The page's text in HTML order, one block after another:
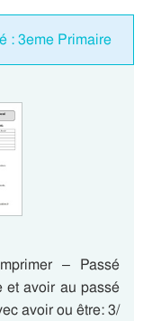
: 3eme Primaire
– Passé
et avoir au passé
avoir ou être: 3/